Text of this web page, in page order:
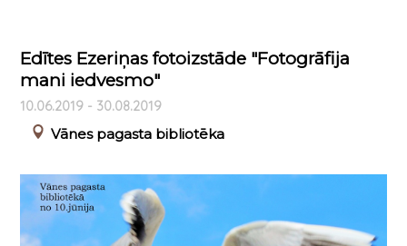
Edītes Ezeriņas fotoizstāde "Fotogrāfija
mani iedvesmo"
10.06.2019 - 30.08.2019
Vānes pagasta bibliotēka